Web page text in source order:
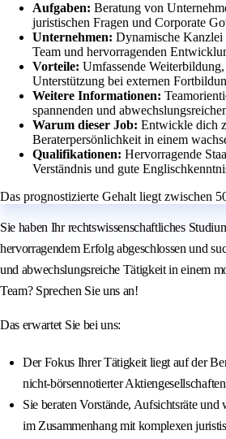
Aufgaben: Beratung von
juristischen Fragen und Corporate
Unternehmen: Dynamische
Team und hervorragenden
Vorteile: Umfassende
Unterstützung bei externen
Weitere Informationen:
spannenden und
Warum dieser Job: Entwickle dich
Beraterpersönlichkeit in einem
Qualifikationen: Hervorragende
Verständnis und gute
Das prognostizierte Gehalt liegt zwischen
Sie haben Ihr rechtswissenschaftliches
hervorragendem Erfolg abgeschlossen und
und abwechslungsreiche Tätigkeit in einem
Team? Sprechen Sie uns an!
Das erwartet Sie bei uns:
Der Fokus Ihrer Tätigkeit liegt auf der
nicht-börsennotierter
Sie beraten Vorstände, Aufsichtsräte und
im Zusammenhang mit komplexen